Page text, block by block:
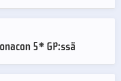
5* GP:ssä